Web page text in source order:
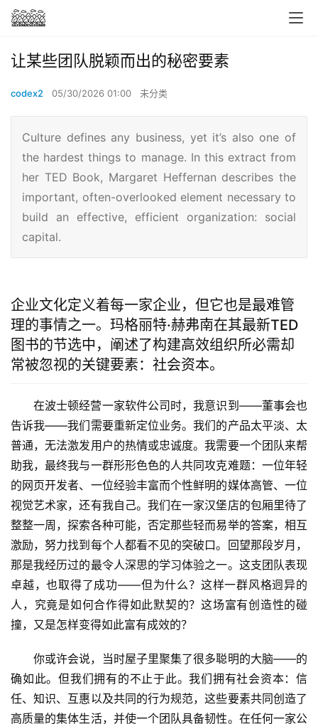
让某些团队脱颖而出的秘密要素
codex2 05/30/2026 01:00 未分类
Culture defines any business, yet it’s also one of
the hardest things to manage. In this extract from
her TED Book, Margaret Heffernan describes the
important, often-overlooked element necessary to
build an effective, efficient organization: social
capital.
企业文化定义着每一家企业，但它也是最难管
理的事情之一。玛格丽特·赫弗南在其最新TED
图书的节选中，阐述了构建高效组织所必需却
常被忽视的关键要素：社会资本。
在波士顿经营一家软件公司时，我意识到——董事会也
告诉我——我们需要重新定位业务。我们的产品太平淡、太
普通，无法激发用户的热情或忠诚度。我需要一个团队来帮
助我，最终我与一群形形色色的人共同攻克难题：一位年轻
的网页开发者、一位经验丰富而个性鲜明的媒体高管、一位
视觉艺术家，还有我自己。我们在一家汉堡店的包厢里待了
整整一周，探索各种可能，否定那些轻而易举的答案，相互
激励，努力找到每个人都看不见的突破口。回望那段岁月，
那是我经历过的最令人深思的学习体验之一。这支团队表现
卓越，也取得了成功——但为什么？这样一群风格迥异的
人，究竟是如何合作得如此默契的？这场富有创造性的碰
撞，又是怎样变得如此富有成效的？
你或许会说，当时屋子里聚集了很多聪明的大脑——的
确如此。但我们拥有的不止于此。我们拥有社会资本：信
任、知识、互惠以及共同的行为规范，这些要素共同创造了
高质量的集体生活，并使一个团队具备韧性。在任何一家公